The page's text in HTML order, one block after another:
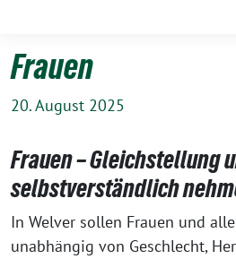
Frauen
20. August 2025
Frauen – Gleichstellung
selbstverständlich
In Welver sollen Frauen und
unabhängig von Geschlecht,